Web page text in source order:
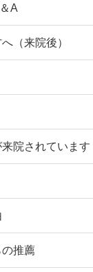
A
（来院後）
院されています
推薦